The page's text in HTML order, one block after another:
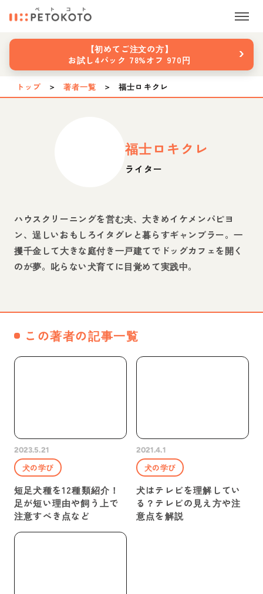
【初めてご注文の方】
お試し4パック 78%オフ 970円
›
トップ ＞ 著者一覧 ＞ 福士ロキクレ
福士ロキクレ
ライター
ハウスクリーニングを営む夫、大きめイケメンパピヨ
ン、逞しいおもしろイタグレと暮らすギャンブラー。一
攫千金して大きな庭付き一戸建てでドッグカフェを開く
のが夢。叱らない犬育てに目覚めて実践中。
この著者の記事一覧
2023.5.21
犬の学び
短足犬種を12種類紹介！
足が短い理由や飼う上で
注意すべき点など
2021.4.1
犬の学び
犬はテレビを理解してい
る？テレビの見え方や注
意点を解説